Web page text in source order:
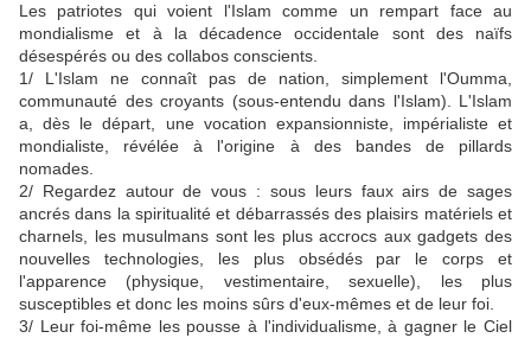
Les patriotes qui voient l'Islam comme un rempart face au
mondialisme et à la décadence occidentale sont des naïfs
désespérés ou des collabos conscients.
1/ L'Islam ne connaît pas de nation, simplement l'Oumma,
communauté des croyants (sous-entendu dans l'Islam). L'Islam
a, dès le départ, une vocation expansionniste, impérialiste et
mondialiste, révélée à l'origine à des bandes de pillards
nomades.
2/ Regardez autour de vous : sous leurs faux airs de sages
ancrés dans la spiritualité et débarrassés des plaisirs matériels et
charnels, les musulmans sont les plus accrocs aux gadgets des
nouvelles technologies, les plus obsédés par le corps et
l'apparence (physique, vestimentaire, sexuelle), les plus
susceptibles et donc les moins sûrs d'eux-mêmes et de leur foi.
3/ Leur foi-même les pousse à l'individualisme, à gagner le Ciel